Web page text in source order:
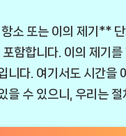
소 또는 이의 제기**
함합니다. 이의 제기
니다. 여기서도 시간을
을 수 있으니, 우리는